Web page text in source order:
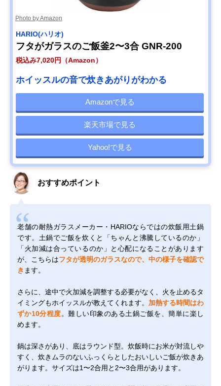
Photo by Amazon
HARIO(ハリオ)
フタがガラスのご飯釜2〜3合 GNR-200
税込み7,020円（Amazon）
ホイッスルの音で炊きあがりがわかる
Amazonで見る
楽天市場で見る
Yahoo!で見る
おすすめポイント
老舗の耐熱ガラスメーカー・HARIOならではの炊飯用土鍋
です。土鍋でご飯を炊くと「ちゃんと沸騰しているのか」
「火加減は合っているのか」と心配になることがあります
が、こちらはフタが透明のガラスなので、中の様子を確認で
き ます。
さらに、途中で火加減を調整する必要がなく、火を止めるタ
イミングもホイッスルが教えてくれます。 加熱する時間はわ
ずか10分程度。難しい印象のある土鍋ご飯を、簡単に楽し
めます。
鍋は深さがあり、底はラウンド型。炊飯時にお米が対流しや
すく、炊きムラのないふっくらとしたおいしいご飯が炊きあ
がります。サイズは1〜2合用と2〜3合用があります。